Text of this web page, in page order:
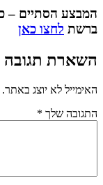
ברשת לחצו כאן
השארת תגובה
האימייל לא יוצג באתר.
התגובה שלך *